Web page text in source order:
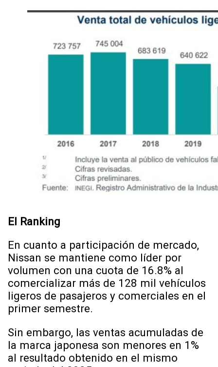
El Ranking
En cuanto a participación de mercado,
Nissan se mantiene como líder por
volumen con una cuota de 16.8% al
comercializar más de 128 mil vehículos
ligeros de pasajeros y comerciales en el
primer semestre.
Sin embargo, las ventas acumuladas de
la marca japonesa son menores en 1%
al resultado obtenido en el mismo